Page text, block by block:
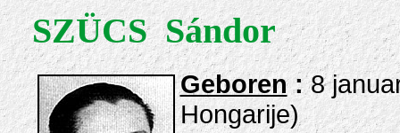
SZÜCS Sándor
Geboren:8
Hongarije)